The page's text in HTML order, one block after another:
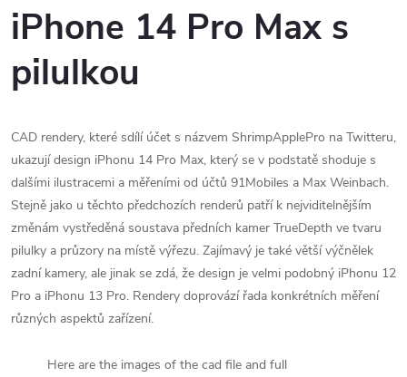
iPhone 14 Pro Max s
pilulkou
CAD rendery, které sdílí účet s názvem ShrimpApplePro na Twitteru,
ukazují design iPhonu 14 Pro Max, který se v podstatě shoduje s
dalšími ilustracemi a měřeními od účtů 91Mobiles a Max Weinbach.
Stejně jako u těchto předchozích renderů patří k nejviditelnějším
změnám vystředěná soustava předních kamer TrueDepth ve tvaru
pilulky a průzory na místě výřezu. Zajímavý je také větší výčnělek
zadní kamery, ale jinak se zdá, že design je velmi podobný iPhonu 12
Pro a iPhonu 13 Pro. Rendery doprovází řada konkrétních měření
různých aspektů zařízení.
Here are the images of the cad file and full